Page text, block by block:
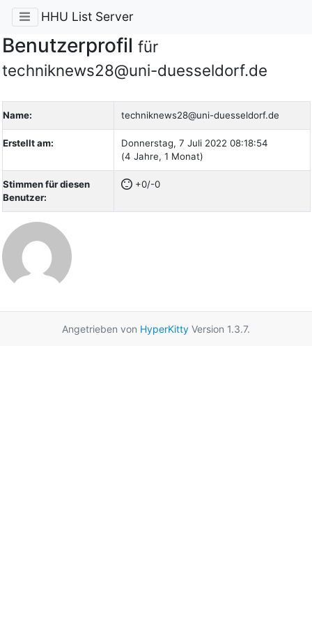
HHU List Server
Benutzerprofil für
techniknews28@uni-duesseldorf.de
Name: techniknews28@uni-duesseldorf.de
Erstellt am:
Donnerstag, 7 Juli 2022 08:18:54
(4 Jahre, 1 Monat)
Stimmen für diesen
Benutzer:
+0/-0
Angetrieben von HyperKitty Version 1.3.7.